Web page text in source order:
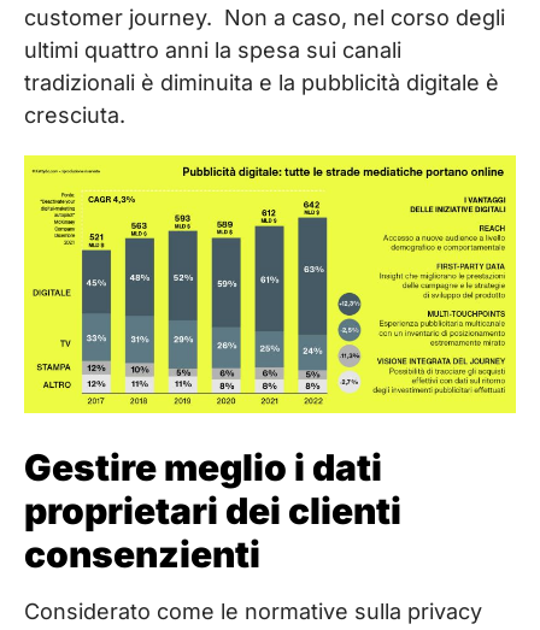
customer journey. Non a caso, nel corso degli
ultimi quattro anni la spesa sui canali
tradizionali è diminuita e la pubblicità digitale è
cresciuta.
Gestire meglio i dati
proprietari dei clienti
consenzienti
Considerato come le normative sulla privacy